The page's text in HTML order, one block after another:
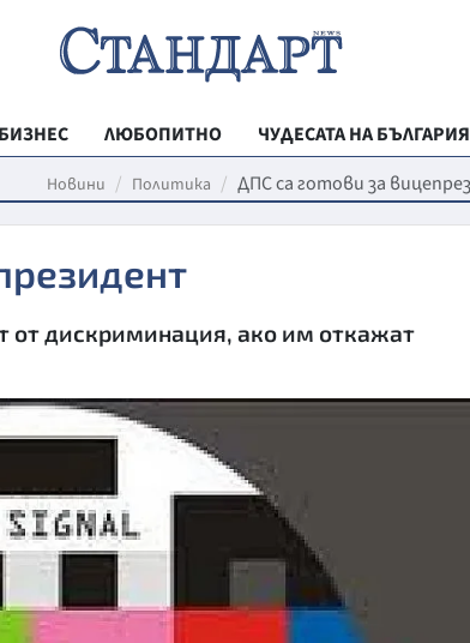
БИЗНЕС ЛЮБОПИТНО
ЧУДЕСАТА НА БЪЛГАРИЯ
РЕГИОНАЛНИ
ВЕСТНИК
МОЯТ ГРАД
ПРАВОСЪДИЕ
Новини Политика ДПС са готови за
от дискриминация, ако им откажат